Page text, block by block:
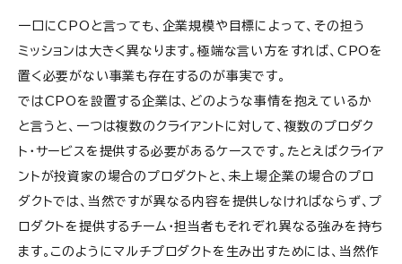
一口にCPOと言っても、企業規模や目標によって、その担う
ミッションは大きく異なります。極端な言い方をすれば、CPOを
置く必要がない事業も存在するのが事実です。
ではCPOを設置する企業は、どのような事情を抱えているか
と言うと、一つは複数のクライアントに対して、複数のプロダク
ト・サービスを提供する必要があるケースです。たとえばクライア
ントが投資家の場合のプロダクトと、未上場企業の場合のプロ
ダクトでは、当然ですが異なる内容を提供しなければならず、プ
ロダクトを提供するチーム・担当者もそれぞれ異なる強みを持ち
ます。このようにマルチプロダクトを生み出すためには、当然作